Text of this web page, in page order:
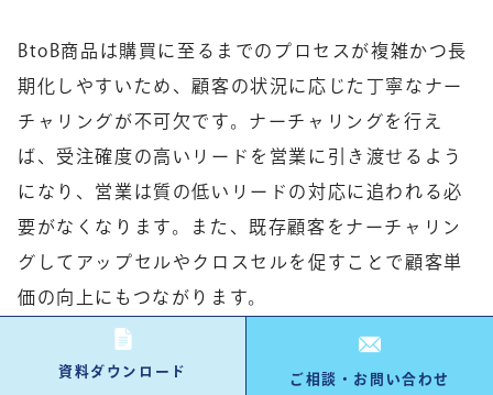
BtoB商品は購買に至るまでのプロセスが複雑かつ長
期化しやすいため、顧客の状況に応じた丁寧なナー
チャリングが不可欠です。ナーチャリングを行え
ば、受注確度の高いリードを営業に引き渡せるよう
になり、営業は質の低いリードの対応に追われる必
要がなくなります。また、既存顧客をナーチャリン
グしてアップセルやクロスセルを促すことで顧客単
価の向上にもつながります。
営業の効率性や生産性に課題がある場合は、ナーチ
資料ダウンロード
ご相談・お問い合わせ